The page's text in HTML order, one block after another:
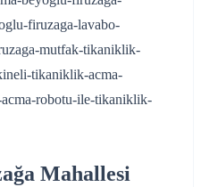
Mahallesi